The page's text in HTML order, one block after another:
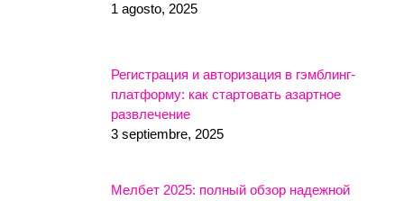
1 agosto, 2025
Регистрация и авторизация в гэмблинг-
платформу: как стартовать азартное
развлечение
3 septiembre, 2025
Мелбет 2025: полный обзор надежной